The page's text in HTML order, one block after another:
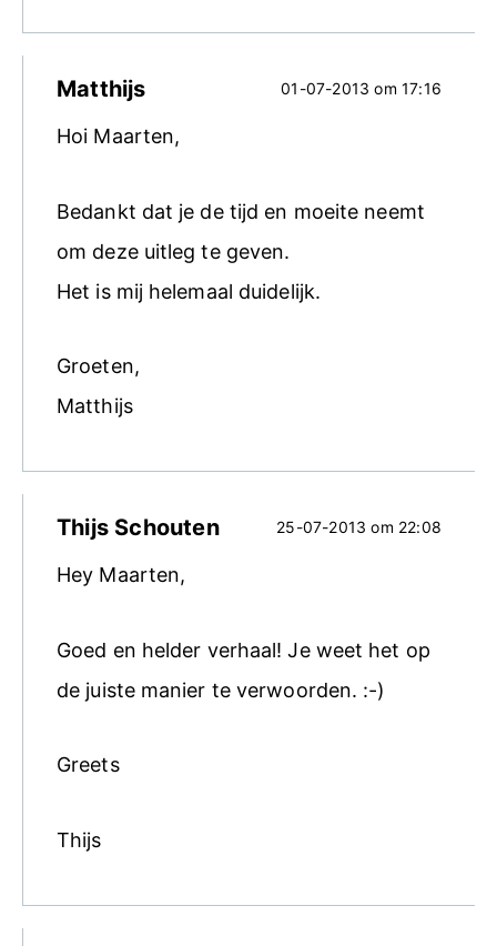
Matthijs 01-07-2013 om 17:16
Hoi Maarten,
Bedankt dat je de tijd en moeite neemt
om deze uitleg te geven.
Het is mij helemaal duidelijk.
Groeten,
Matthijs
Thijs Schouten 25-07-2013 om 22:08
Hey Maarten,
Goed en helder verhaal! Je weet het op
de juiste manier te verwoorden. :-)
Greets
Thijs